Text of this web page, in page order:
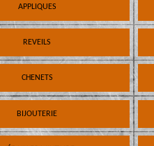
APPLIQUES
REVEILS
CHENETS
BIJOUTERIE